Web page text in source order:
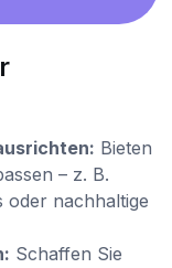
Bieten
– z. B.
oder nachhaltige
Schaffen Sie